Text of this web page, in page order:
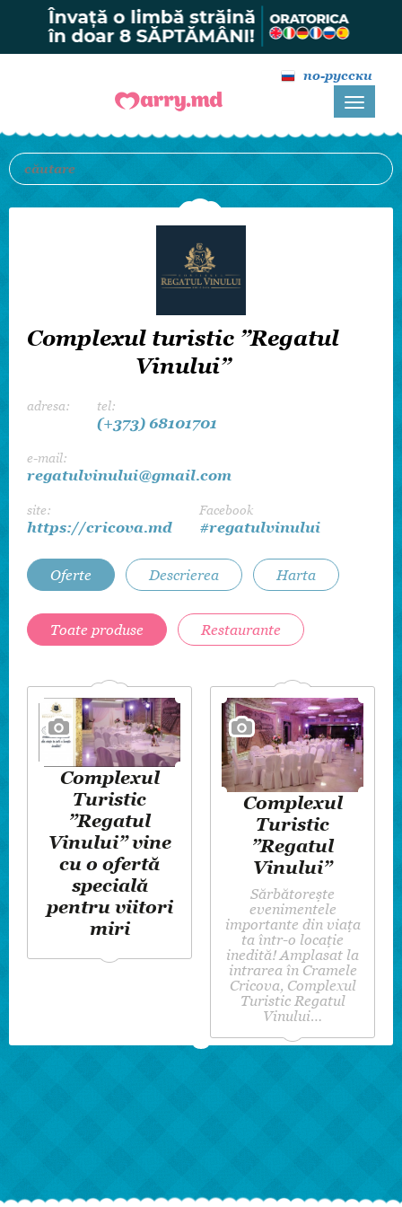
по-русски
Complexul turistic ”Regatul
Vinului”
adresa: tel:
(+373) 68101701
e-mail:
regatulvinului@gmail.com
site:
https://cricova.md
Facebook
#regatulvinului
Oferte Descrierea Harta
Toate produse Restaurante
Complexul
Turistic
”Regatul
Vinului” vine
cu o ofertă
specială
pentru viitori
miri
Complexul
Turistic
”Regatul
Vinului”
Sărbătorește
evenimentele
importante din viața
ta într-o locație
inedită! Amplasat la
intrarea în Cramele
Cricova, Complexul
Turistic Regatul
Vinului…